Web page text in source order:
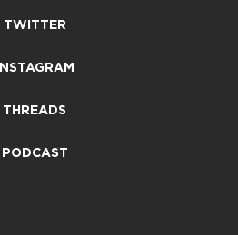
TWITTER
INSTAGRAM
THREADS
PODCAST